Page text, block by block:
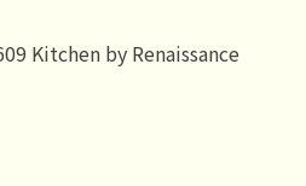
Kitchen by Renaissance